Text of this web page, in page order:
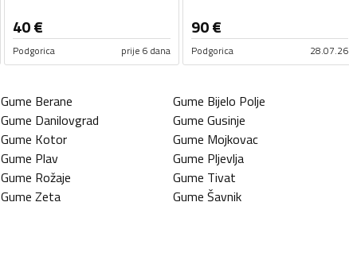
40€
Podgorica prije 6 dana
90€
Podgorica 28.07.26
Gume Berane Gume Bijelo Polje
Gume Danilovgrad Gume Gusinje
Gume Kotor Gume Mojkovac
Gume Plav Gume Pljevlja
Gume Rožaje Gume Tivat
Gume Zeta Gume Šavnik